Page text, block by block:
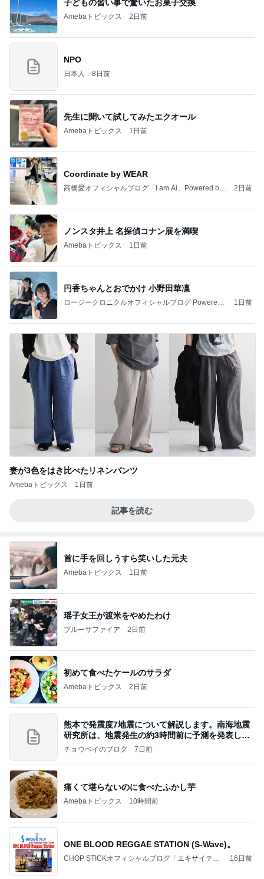
子どもの習い事で驚いたお菓子交換
Amebaトピックス 2日前
NPO
日本人 8日前
先生に聞いて試してみたエクオール
Amebaトピックス 1日前
Coordinate by WEAR
高橋愛オフィシャルブログ「I am Ai」Powered by
2日前
ノンスタ井上 名探偵コナン展を満喫
Amebaトピックス 1日前
円香ちゃんとおでかけ 小野田華凜
ロージークロニクルオフィシャルブログ Powered
1日前
妻が3色をはき比べたリネンパンツ
Amebaトピックス 1日前
記事を読む
首に手を回しうすら笑いした元夫
Amebaトピックス 1日前
瑶子女王が渡米をやめたわけ
ブルーサファイア 2日前
初めて食べたケールのサラダ
Amebaトピックス 2日前
熊本で発震度7地震について解説します。南海地震
研究所は、地震発生の約3時間前に予測を発表しま
した
チョウベイのブログ 7日前
痛くて堪らないのに食べたふかし芋
Amebaトピックス 10時間前
ONE BLOOD REGGAE STATION (S-Wave)。
CHOP STICKオフィシャルブログ「エキサイティ
16日前